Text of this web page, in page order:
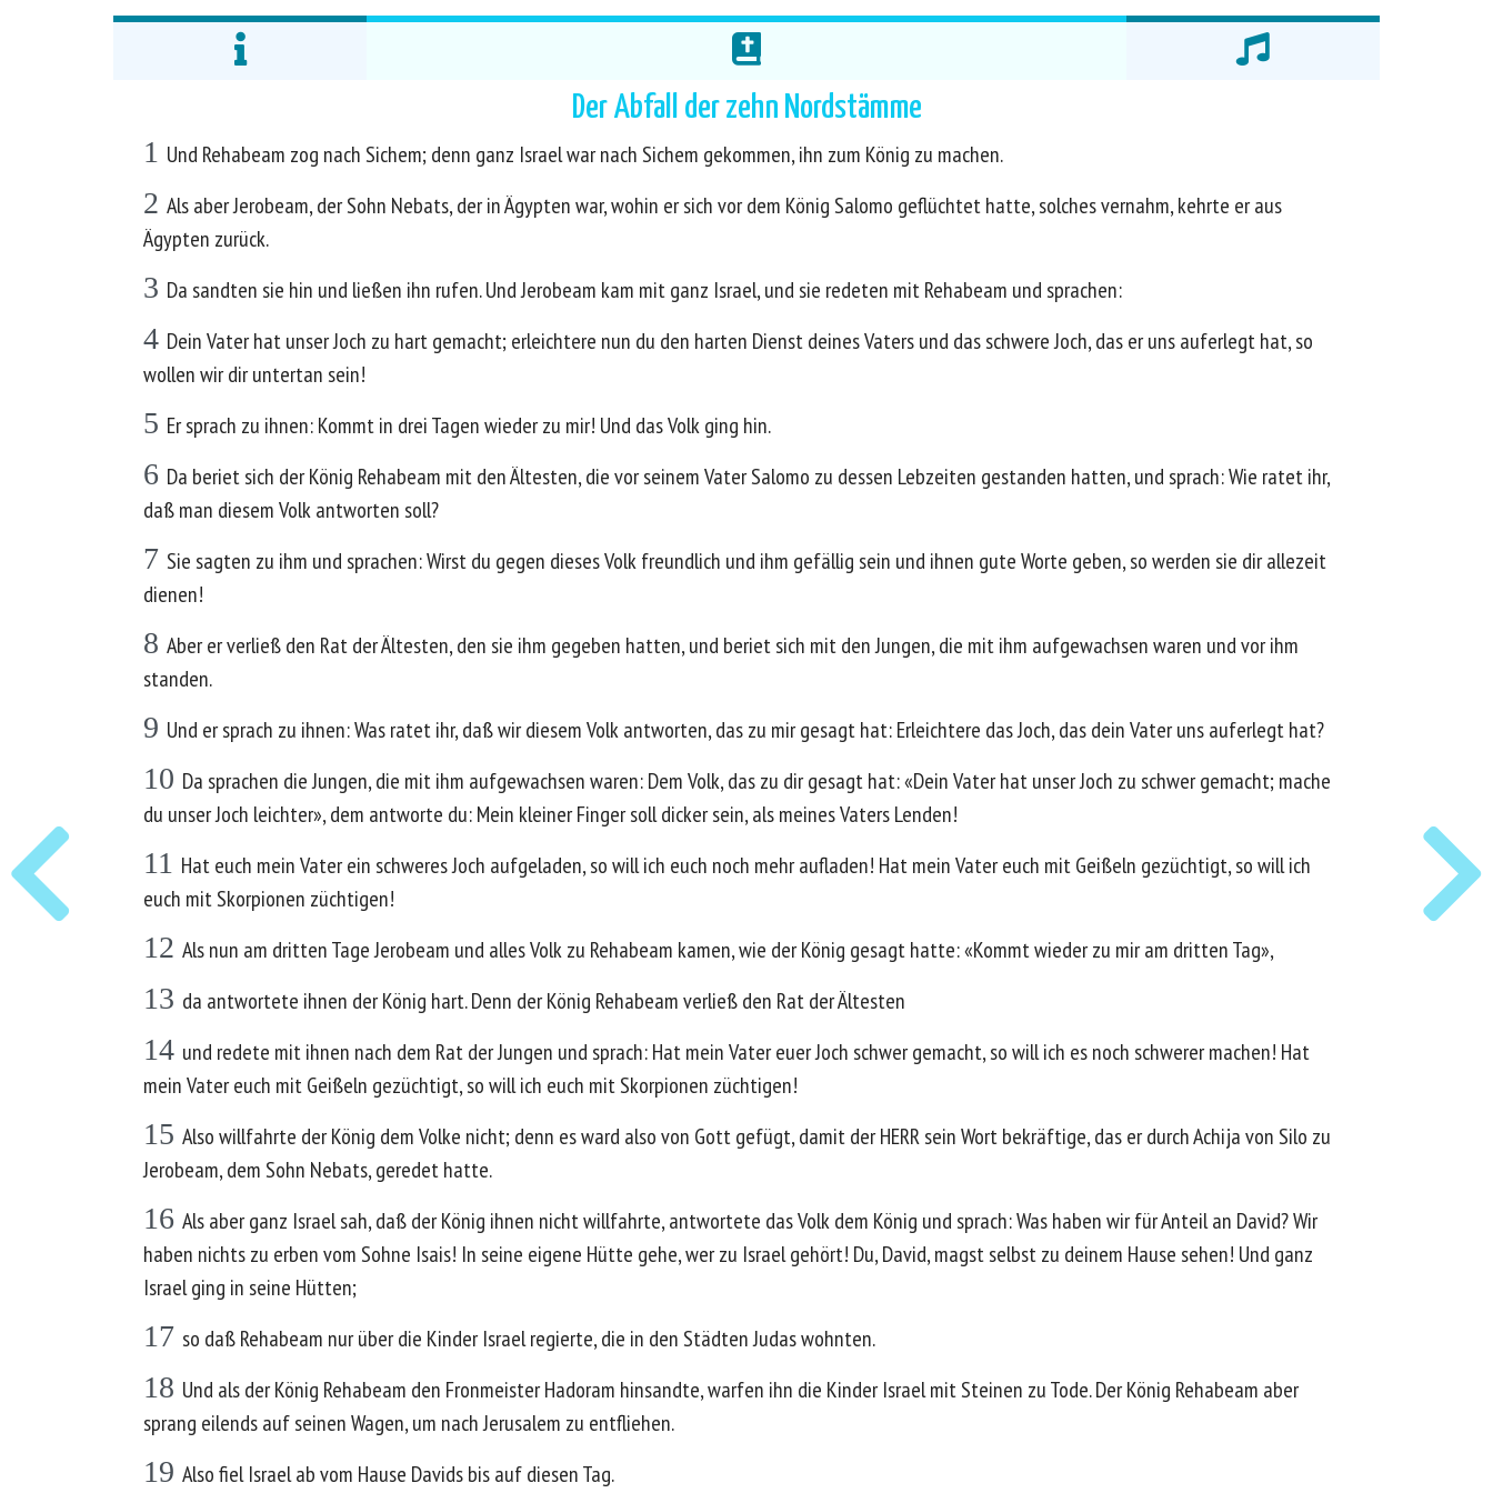
Der Abfall der zehn Nordstämme
1 Und Rehabeam zog nach Sichem; denn ganz Israel war nach Sichem gekommen, ihn zum König zu machen.
2 Als aber Jerobeam, der Sohn Nebats, der in Ägypten war, wohin er sich vor dem König Salomo geflüchtet hatte, solches vernahm, kehrte er aus
Ägypten zurück.
3 Da sandten sie hin und ließen ihn rufen. Und Jerobeam kam mit ganz Israel, und sie redeten mit Rehabeam und sprachen:
4 Dein Vater hat unser Joch zu hart gemacht; erleichtere nun du den harten Dienst deines Vaters und das schwere Joch, das er uns auferlegt hat, so
wollen wir dir untertan sein!
5 Er sprach zu ihnen: Kommt in drei Tagen wieder zu mir! Und das Volk ging hin.
6 Da beriet sich der König Rehabeam mit den Ältesten, die vor seinem Vater Salomo zu dessen Lebzeiten gestanden hatten, und sprach: Wie ratet ihr,
daß man diesem Volk antworten soll?
7 Sie sagten zu ihm und sprachen: Wirst du gegen dieses Volk freundlich und ihm gefällig sein und ihnen gute Worte geben, so werden sie dir allezeit
dienen!
8 Aber er verließ den Rat der Ältesten, den sie ihm gegeben hatten, und beriet sich mit den Jungen, die mit ihm aufgewachsen waren und vor ihm
standen.
9 Und er sprach zu ihnen: Was ratet ihr, daß wir diesem Volk antworten, das zu mir gesagt hat: Erleichtere das Joch, das dein Vater uns auferlegt hat?
10 Da sprachen die Jungen, die mit ihm aufgewachsen waren: Dem Volk, das zu dir gesagt hat: «Dein Vater hat unser Joch zu schwer gemacht; mache
du unser Joch leichter», dem antworte du: Mein kleiner Finger soll dicker sein, als meines Vaters Lenden!
11 Hat euch mein Vater ein schweres Joch aufgeladen, so will ich euch noch mehr aufladen! Hat mein Vater euch mit Geißeln gezüchtigt, so will ich
euch mit Skorpionen züchtigen!
12 Als nun am dritten Tage Jerobeam und alles Volk zu Rehabeam kamen, wie der König gesagt hatte: «Kommt wieder zu mir am dritten Tag»,
13 da antwortete ihnen der König hart. Denn der König Rehabeam verließ den Rat der Ältesten
14 und redete mit ihnen nach dem Rat der Jungen und sprach: Hat mein Vater euer Joch schwer gemacht, so will ich es noch schwerer machen! Hat
mein Vater euch mit Geißeln gezüchtigt, so will ich euch mit Skorpionen züchtigen!
15 Also willfahrte der König dem Volke nicht; denn es ward also von Gott gefügt, damit der HERR sein Wort bekräftige, das er durch Achija von Silo zu
Jerobeam, dem Sohn Nebats, geredet hatte.
16 Als aber ganz Israel sah, daß der König ihnen nicht willfahrte, antwortete das Volk dem König und sprach: Was haben wir für Anteil an David? Wir
haben nichts zu erben vom Sohne Isais! In seine eigene Hütte gehe, wer zu Israel gehört! Du, David, magst selbst zu deinem Hause sehen! Und ganz
Israel ging in seine Hütten;
17 so daß Rehabeam nur über die Kinder Israel regierte, die in den Städten Judas wohnten.
18 Und als der König Rehabeam den Fronmeister Hadoram hinsandte, warfen ihn die Kinder Israel mit Steinen zu Tode. Der König Rehabeam aber
sprang eilends auf seinen Wagen, um nach Jerusalem zu entfliehen.
19 Also fiel Israel ab vom Hause Davids bis auf diesen Tag.